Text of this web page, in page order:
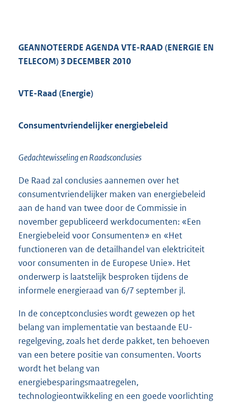
GEANNOTEERDE AGENDA VTE-RAAD (ENERGIE EN
TELECOM) 3 DECEMBER 2010
VTE-Raad (Energie)
Consumentvriendelijker energiebeleid
Gedachtewisseling en Raadsconclusies
De Raad zal conclusies aannemen over het
consumentvriendelijker maken van energiebeleid
aan de hand van twee door de Commissie in
november gepubliceerd werkdocumenten: «Een
Energiebeleid voor Consumenten» en «Het
functioneren van de detailhandel van elektriciteit
voor consumenten in de Europese Unie». Het
onderwerp is laatstelijk besproken tijdens de
informele energieraad van 6/7 september jl.
In de conceptconclusies wordt gewezen op het
belang van implementatie van bestaande EU-
regelgeving, zoals het derde pakket, ten behoeven
van een betere positie van consumenten. Voorts
wordt het belang van
energiebesparingsmaatregelen,
technologieontwikkeling en een goede voorlichting